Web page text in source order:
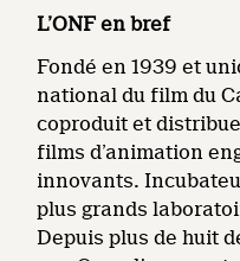
L’ONF en bref
Fondé en 1939 et
national du film du
coproduit et
films d’animation
innovants.
plus grands
Depuis plus de huit